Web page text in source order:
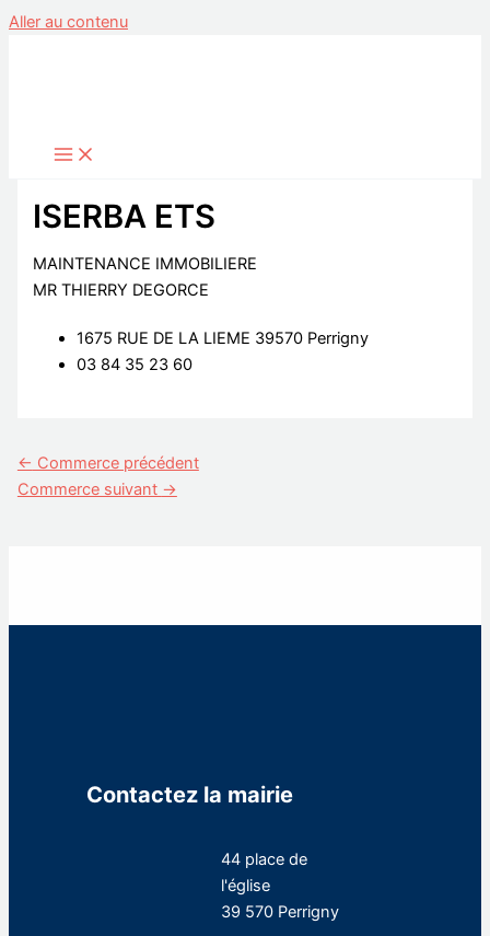
Aller au contenu
ISERBA ETS
MAINTENANCE IMMOBILIERE
MR THIERRY DEGORCE
1675 RUE DE LA LIEME 39570 Perrigny
03 84 35 23 60
← Commerce précédent
Commerce suivant →
Contactez la mairie
44 place de
l'église
39 570 Perrigny